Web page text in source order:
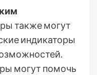
также могут
индикаторы
могут помочь